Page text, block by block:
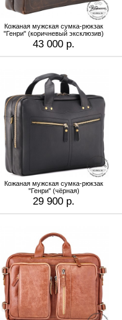
Кожаная мужская сумка-рюкзак
"Генри" (коричневый эксклюзив)
43 000 р.
Кожаная мужская сумка-рюкзак
"Генри" (чёрная)
29 900 р.